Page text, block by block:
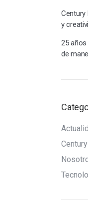
Century
y
25
de